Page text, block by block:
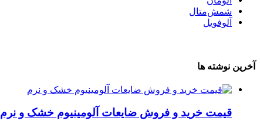
شمش‌متال
آلوفویل
آخرین نوشته ها
قیمت خرید و فروش ضایعات آلومینیوم خشک و نرم